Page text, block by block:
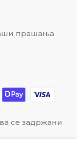
прашања
се задржани